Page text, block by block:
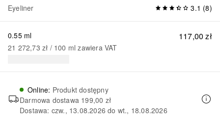
Eyeliner 3.1 (8)
117,00 zł
0.55 ml
21 272,73 zł / 100 ml zawiera VAT
Online: Produkt dostępny
Darmowa dostawa 199,00 zł
Dostawa: czw., 13.08.2026 do wt., 18.08.2026